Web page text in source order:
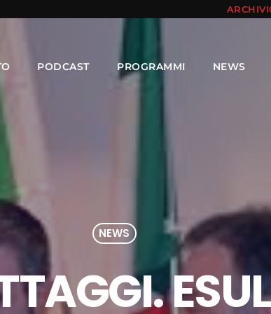
PODCAST PROGRAMMI NEWS
NEWS